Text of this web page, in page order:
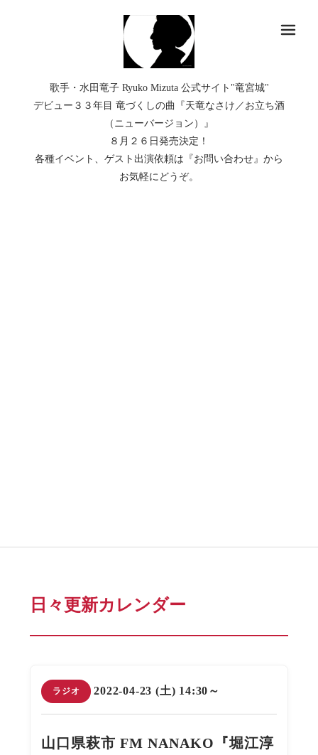
歌手・水田竜子 Ryuko Mizuta 公式サイト"竜宮城"
デビュー３３年目 竜づくしの曲『天竜なさけ／お立ち酒
（ニューバージョン）』
８月２６日発売決定！
各種イベント、ゲスト出演依頼は『お問い合わせ』から
お気軽にどうぞ。
日々更新カレンダー
ラジオ 2022-04-23 (土) 14:30～
山口県萩市 FM NANAKO『堀江淳